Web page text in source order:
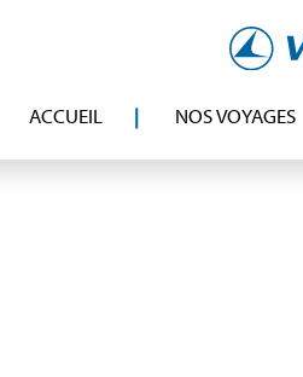
ACCUEIL NOS VOYAGES